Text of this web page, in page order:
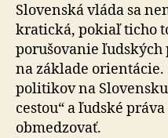
Slovenská vláda sa
kratická, pokiaľ ticho
porušovanie ľudských
na základe orientácie.
politikov na
cestou“ a ľudské
obmedzovať.